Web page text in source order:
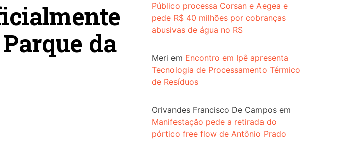
da
Público processa Corsan e Aegea e
pede R$ 40 milhões por cobranças
abusivas de água no RS
Meri em Encontro em Ipê apresenta
Tecnologia de Processamento Térmico
de Resíduos
Orivandes Francisco De Campos em
Manifestação pede a retirada do
pórtico free flow de Antônio Prado